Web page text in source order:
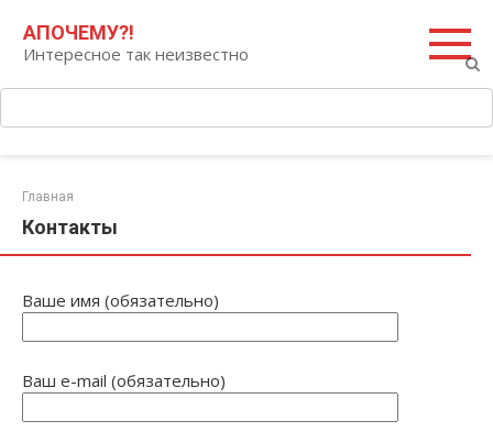
контенту
АПОЧЕМУ?!
Интересное так неизвестно
Главная
Контакты
Ваше имя (обязательно)
Ваш e-mail (обязательно)